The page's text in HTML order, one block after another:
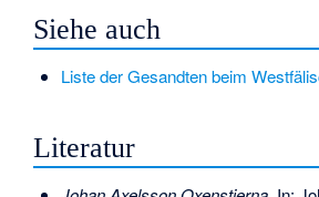
Siehe auch
Liste der Gesandten beim
Literatur